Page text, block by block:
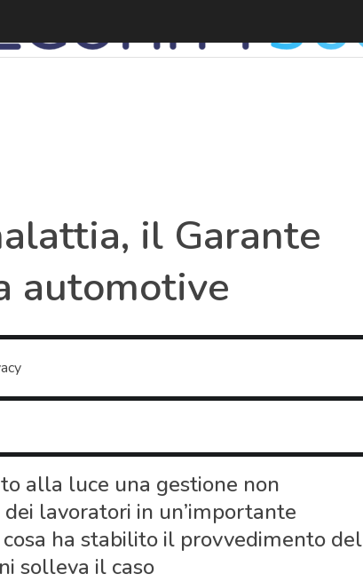
il Garante
automotive
alla luce una gestione non
lavoratori in un’importante
ha stabilito il provvedimento del
solleva il caso